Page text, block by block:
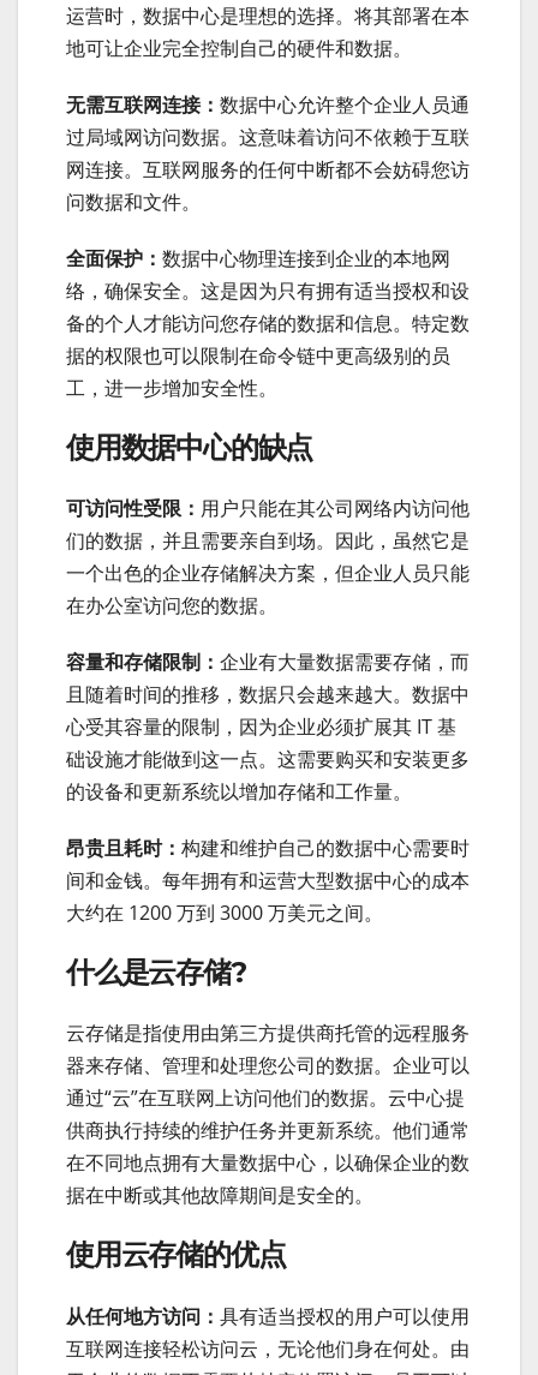
运营时，数据中心是理想的选择。将其部署在本
地可让企业完全控制自己的硬件和数据。
无需互联网连接： 数据中心允许整个企业人员通
过局域网访问数据。这意味着访问不依赖于互联
网连接。互联网服务的任何中断都不会妨碍您访
问数据和文件。
全面保护： 数据中心物理连接到企业的本地网
络，确保安全。这是因为只有拥有适当授权和设
备的个人才能访问您存储的数据和信息。特定数
据的权限也可以限制在命令链中更高级别的员
工，进一步增加安全性。
使用数据中心的缺点
可访问性受限： 用户只能在其公司网络内访问他
们的数据，并且需要亲自到场。因此，虽然它是
一个出色的企业存储解决方案，但企业人员只能
在办公室访问您的数据。
容量和存储限制： 企业有大量数据需要存储，而
且随着时间的推移，数据只会越来越大。数据中
心受其容量的限制，因为企业必须扩展其 IT 基
础设施才能做到这一点。这需要购买和安装更多
的设备和更新系统以增加存储和工作量。
昂贵且耗时： 构建和维护自己的数据中心需要时
间和金钱。每年拥有和运营大型数据中心的成本
大约在 1200 万到 3000 万美元之间。
什么是云存储?
云存储是指使用由第三方提供商托管的远程服务
器来存储、管理和处理您公司的数据。企业可以
通过“云”在互联网上访问他们的数据。云中心提
供商执行持续的维护任务并更新系统。他们通常
在不同地点拥有大量数据中心，以确保企业的数
据在中断或其他故障期间是安全的。
使用云存储的优点
从任何地方访问： 具有适当授权的用户可以使用
互联网连接轻松访问云，无论他们身在何处。由